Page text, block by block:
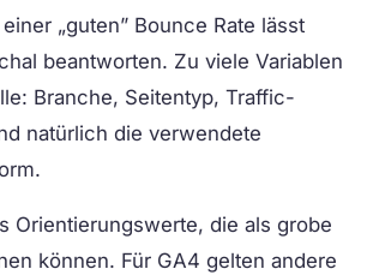
„guten” Bounce Rate lässt
beantworten. Zu viele Variablen
Branche, Seitentyp, Traffic-
natürlich die verwendete
Orientierungswerte, die als grobe
können. Für GA4 gelten andere